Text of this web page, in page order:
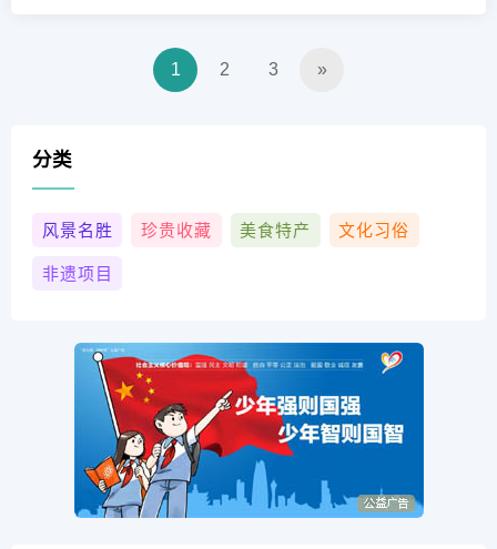
1 2 3 »
分类
风景名胜 珍贵收藏 美食特产 文化习俗
非遗项目